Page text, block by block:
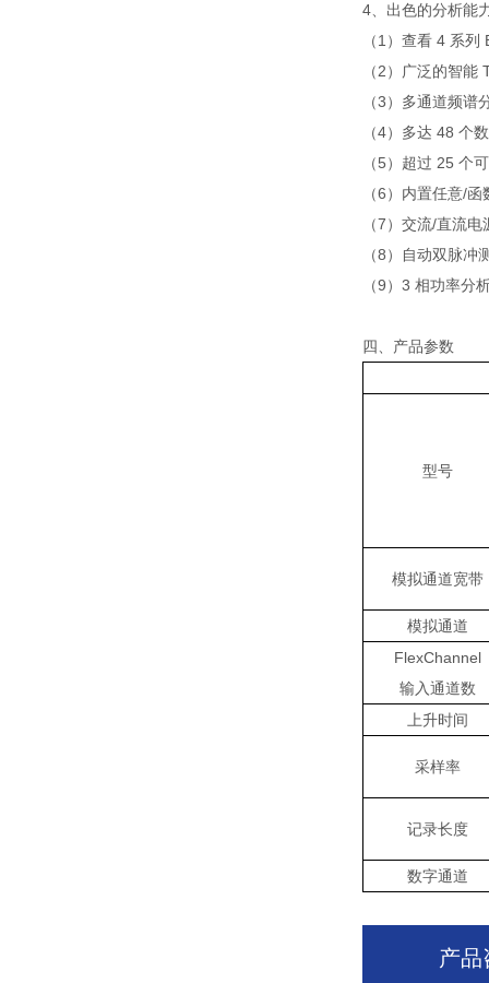
4、出色的分析能
（1）查看 4 系
（2）广泛的智能
（3）多通道频谱
（4）多达 48 个
（5）超过 25 个
（6）内置任意/
（7）交流/直流电
（8）自动双脉冲
（9）3 相功率分
四、产品参数
型号
模拟通道宽带
模拟通道
FlexChannel
输入通道数
上升时间
采样率
记录长度
数字通道
产品